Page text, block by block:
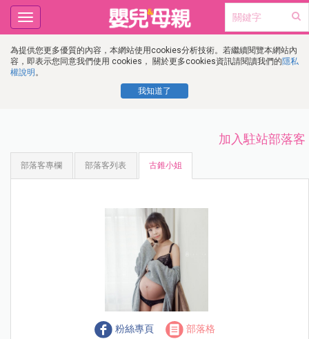
為提供您更多優質的內容，本網站使用cookies分析技術。若繼續閱覽本網站內
容，即表示您同意我們使用 cookies， 關於更多cookies資訊請閱讀我們的隱私
權說明 。
我知道了
Toggle
navigation
加入駐站部落客
部落客專欄 部落客列表 古錐小姐
粉絲專頁 部落格